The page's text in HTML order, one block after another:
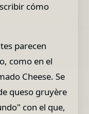
cómo
parecen
como en el
Cheese. Se
queso gruyère
con el que,